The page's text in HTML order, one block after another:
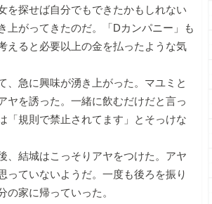
を探せば自分でもできたかもしれない
上がってきたのだ。「Dカンパニー」も
えると必要以上の金を払ったような気
、急に興味が湧き上がった。マユミと
ヤを誘った。一緒に飲むだけだと言っ
「規則で禁止されてます」とそっけな
、結城はこっそりアヤをつけた。アヤ
っていないようだ。一度も後ろを振り
の家に帰っていった。